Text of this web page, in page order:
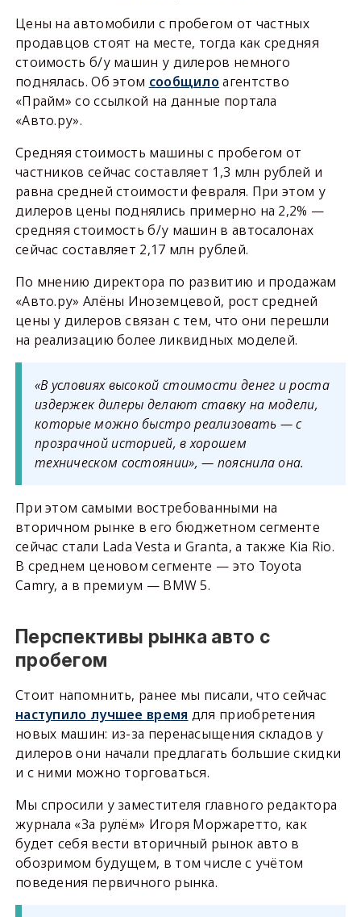
Цены на автомобили с пробегом от частных
продавцов стоят на месте, тогда как средняя
стоимость б/у машин у дилеров немного
поднялась. Об этом сообщило агентство
«Прайм» со ссылкой на данные портала
«Авто.ру».
Средняя стоимость машины с пробегом от
частников сейчас составляет 1,3 млн рублей и
равна средней стоимости февраля. При этом у
дилеров цены поднялись примерно на 2,2% —
средняя стоимость б/у машин в автосалонах
сейчас составляет 2,17 млн рублей.
По мнению директора по развитию и продажам
«Авто.ру» Алёны Иноземцевой, рост средней
цены у дилеров связан с тем, что они перешли
на реализацию более ликвидных моделей.
«В условиях высокой стоимости денег и роста
издержек дилеры делают ставку на модели,
которые можно быстро реализовать — с
прозрачной историей, в хорошем
техническом состоянии», — пояснила она.
При этом самыми востребованными на
вторичном рынке в его бюджетном сегменте
сейчас стали Lada Vesta и Granta, а также Kia Rio.
В среднем ценовом сегменте — это Toyota
Camry, а в премиум — BMW 5.
Перспективы рынка авто с
пробегом
Стоит напомнить, ранее мы писали, что сейчас
наступило лучшее время для приобретения
новых машин: из-за перенасыщения складов у
дилеров они начали предлагать большие скидки
и с ними можно торговаться.
Мы спросили у заместителя главного редактора
журнала «За рулём» Игоря Моржаретто, как
будет себя вести вторичный рынок авто в
обозримом будущем, в том числе с учётом
поведения первичного рынка.